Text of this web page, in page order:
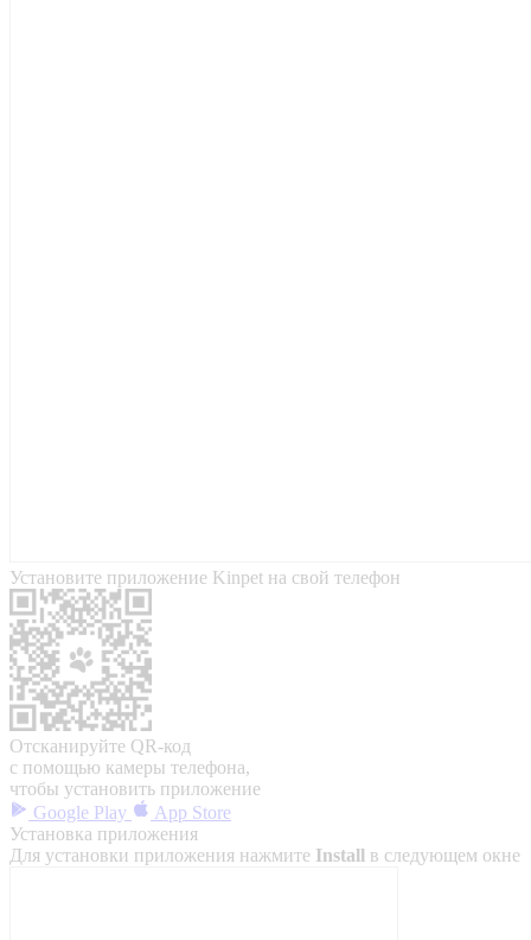
Установите приложение Kinpet на свой телефон
Отсканируйте QR-код
с помощью камеры телефона,
чтобы установить приложение
Google Play
App Store
Установка приложения
Для установки приложения нажмите Install в следующем окне